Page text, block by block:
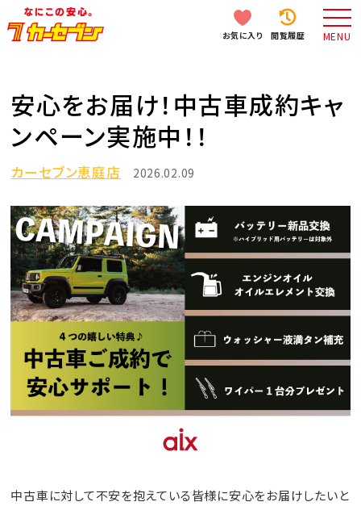
お気に入り 閲覧履歴 MENU
安心をお届け！中古車成約キャ
ンペーン実施中！！
カーセブン恵庭店 2026.02.09
中古車に対して不安を抱えている皆様に安心をお届けしたいと